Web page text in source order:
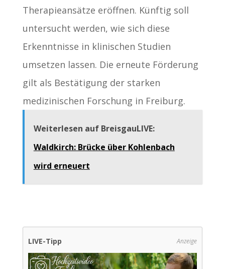
Therapieansätze eröffnen. Künftig soll
untersucht werden, wie sich diese
Erkenntnisse in klinischen Studien
umsetzen lassen. Die erneute Förderung
gilt als Bestätigung der starken
medizinischen Forschung in Freiburg.
Weiterlesen auf BreisgauLIVE:
Waldkirch: Brücke über Kohlenbach
wird erneuert
LIVE-Tipp Anzeige